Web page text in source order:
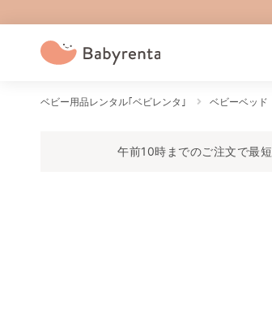
ベビー用品レンタル｢ベビレンタ｣ ベビーベッド
午前10時までのご注文で最短